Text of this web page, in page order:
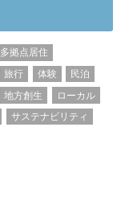
多拠点居住
旅行 体験
民泊
地方創生
ローカル
サステナビリティ